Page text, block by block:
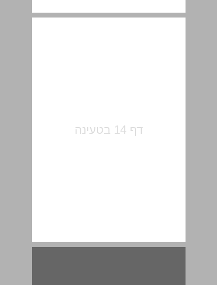
דברים לזכרו של יהושע ברזילי ... 15